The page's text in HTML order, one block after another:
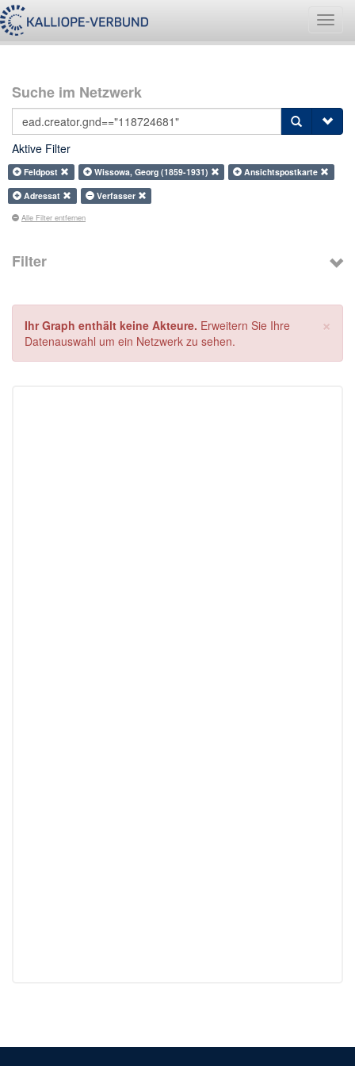
Suche im Netzwerk
Aktive Filter
Feldpost Wissowa, Georg (1859-1931)
Ansichtspostkarte
Adressat
Verfasser
Alle Filter entfernen
Filter
×
Ihr Graph enthält keine Akteure. Erweitern Sie Ihre
Datenauswahl um ein Netzwerk zu sehen.